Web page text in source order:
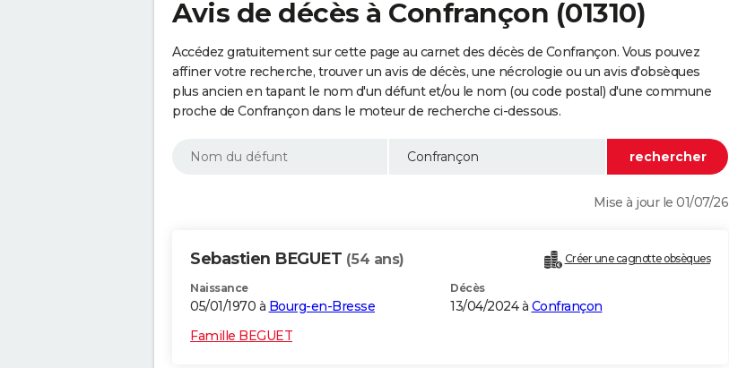
Avis de décès à Confrançon (01310)
Accédez gratuitement sur cette page au carnet des décès de Confrançon. Vous pouvez
affiner votre recherche, trouver un avis de décès, une nécrologie ou un avis d'obsèques
plus ancien en tapant le nom d'un défunt et/ou le nom (ou code postal) d'une commune
proche de Confrançon dans le moteur de recherche ci-dessous.
Mise à jour le 01/07/26
Sebastien BEGUET (54 ans) Créer une cagnotte obsèques
Naissance
05/01/1970 à Bourg-en-Bresse
Décès
13/04/2024 à Confrançon
Famille BEGUET